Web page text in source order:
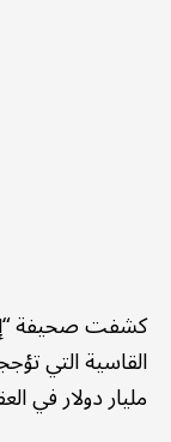
كشفت صحيفة
مليار دولار في